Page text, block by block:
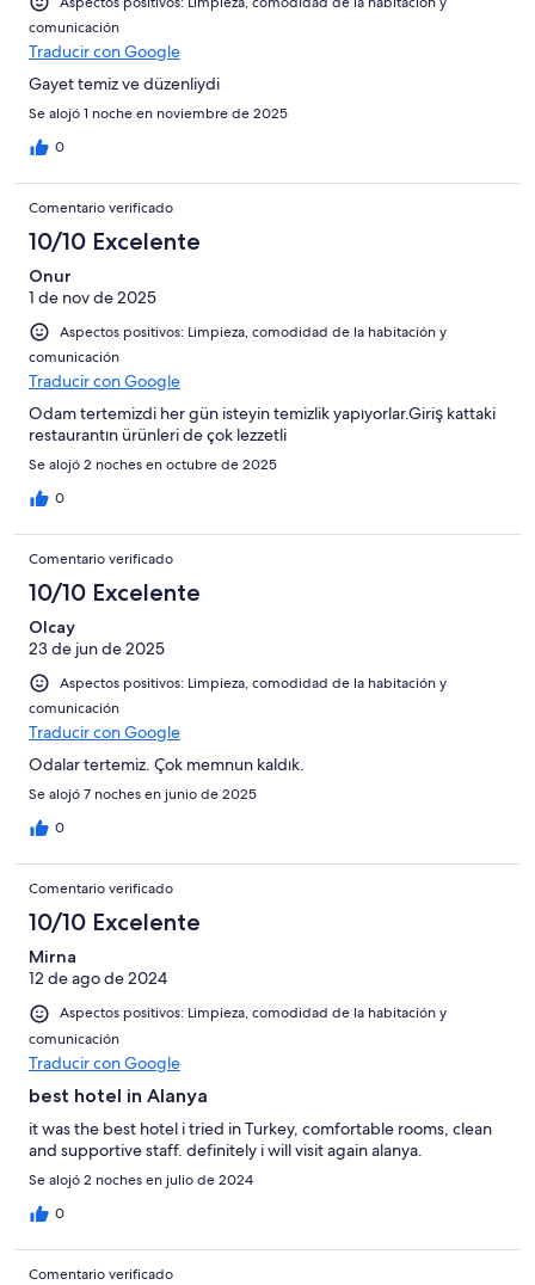
comunicación
Traducir con Google
Gayet temiz ve düzenliydi
Se alojó 1 noche en noviembre de 2025
0
Comentario verificado
10/10 Excelente
Onur
1 de nov de 2025
Aspectos positivos: Limpieza, comodidad de la habitación y
comunicación
Traducir con Google
Odam tertemizdi her gün isteyin temizlik yapıyorlar.Giriş kattaki
restaurantın ürünleri de çok lezzetli
Se alojó 2 noches en octubre de 2025
0
Comentario verificado
10/10 Excelente
Olcay
23 de jun de 2025
Aspectos positivos: Limpieza, comodidad de la habitación y
comunicación
Traducir con Google
Odalar tertemiz. Çok memnun kaldık.
Se alojó 7 noches en junio de 2025
0
Comentario verificado
10/10 Excelente
Mirna
12 de ago de 2024
Aspectos positivos: Limpieza, comodidad de la habitación y
comunicación
Traducir con Google
best hotel in Alanya
it was the best hotel i tried in Turkey, comfortable rooms, clean
and supportive staff. definitely i will visit again alanya.
Se alojó 2 noches en julio de 2024
0
Comentario verificado